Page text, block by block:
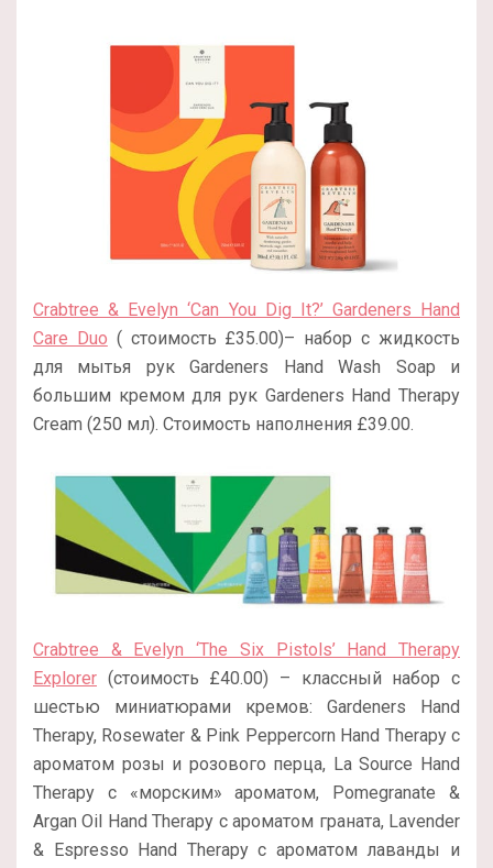
Crabtree & Evelyn ‘Can You Dig It?’ Gardeners Hand
Care Duo ( стоимость £35.00)– набор с жидкость
для мытья рук Gardeners Hand Wash Soap и
большим кремом для рук Gardeners Hand Therapy
Cream (250 мл). Стоимость наполнения £39.00.
Crabtree & Evelyn ‘The Six Pistols’ Hand Therapy
Explorer (стоимость £40.00) – классный набор с
шестью миниатюрами кремов: Gardeners Hand
Therapy, Rosewater & Pink Peppercorn Hand Therapy с
ароматом розы и розового перца, La Source Hand
Therapy с «морским» ароматом, Pomegranate &
Argan Oil Hand Therapy с ароматом граната, Lavender
& Espresso Hand Therapy с ароматом лаванды и